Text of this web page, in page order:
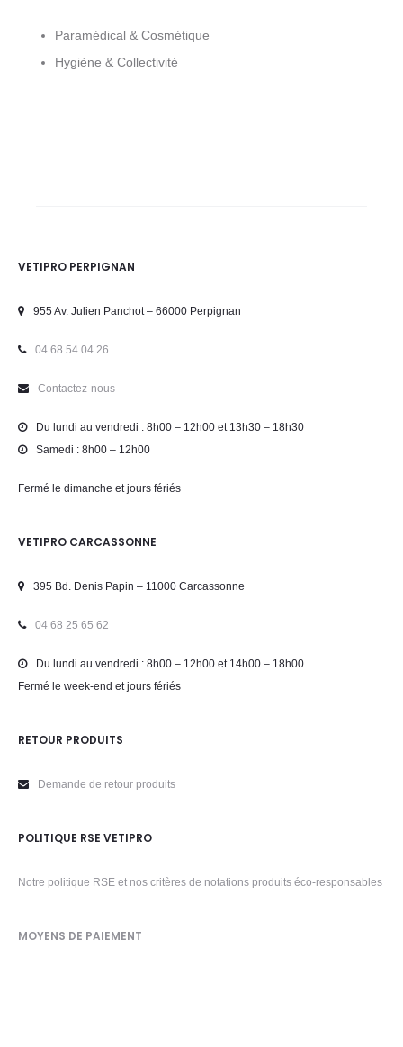
Paramédical & Cosmétique
Hygiène & Collectivité
VETIPRO PERPIGNAN
955 Av. Julien Panchot – 66000 Perpignan
04 68 54 04 26
Contactez-nous
Du lundi au vendredi : 8h00 – 12h00 et 13h30 – 18h30
Samedi : 8h00 – 12h00
Fermé le dimanche et jours fériés
VETIPRO CARCASSONNE
395 Bd. Denis Papin – 11000 Carcassonne
04 68 25 65 62
Du lundi au vendredi : 8h00 – 12h00 et 14h00 – 18h00
Fermé le week-end et jours fériés
RETOUR PRODUITS
Demande de retour produits
POLITIQUE RSE VETIPRO
Notre politique RSE et nos critères de notations produits éco-responsables
MOYENS DE PAIEMENT